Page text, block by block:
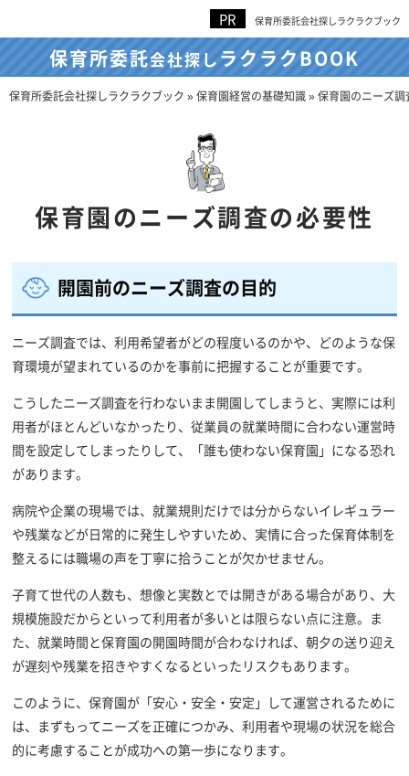
保育所委託会社探しラクラクブック
保育所委託会社探し ラクラクBOOK
保育所委託会社探しラクラクブック »保育園経営の基礎知識»保育園のニーズ調
保育園のニーズ調査の必要性
開園前のニーズ調査の目的
ニーズ調査では、利用希望者がどの程度いるのかや、どのような保
育環境が望まれているのかを事前に把握することが重要です。
こうしたニーズ調査を行わないまま開園してしまうと、実際には利
用者がほとんどいなかったり、従業員の就業時間に合わない運営時
間を設定してしまったりして、「誰も使わない保育園」になる恐れ
があります。
病院や企業の現場では、就業規則だけでは分からないイレギュラー
や残業などが日常的に発生しやすいため、実情に合った保育体制を
整えるには職場の声を丁寧に拾うことが欠かせません。
子育て世代の人数も、想像と実数とでは開きがある場合があり、大
規模施設だからといって利用者が多いとは限らない点に注意。ま
た、就業時間と保育園の開園時間が合わなければ、朝夕の送り迎え
が遅刻や残業を招きやすくなるといったリスクもあります。
このように、保育園が「安心・安全・安定」して運営されるために
は、まずもってニーズを正確につかみ、利用者や現場の状況を総合
的に考慮することが成功への第一歩になります。